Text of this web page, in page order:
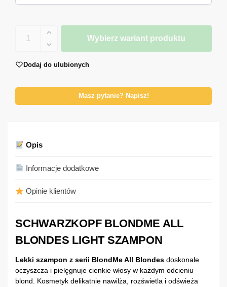
Wybierz wariant produktu
Dodaj do ulubionych
Masz pytanie? Napisz!
Opis
Informacje dodatkowe
Opinie klientów
SCHWARZKOPF BLONDME ALL
BLONDES LIGHT SZAMPON
Lekki szampon z serii BlondMe All Blondes doskonale
oczyszcza i pielęgnuje cienkie włosy w każdym odcieniu
blond. Kosmetyk delikatnie nawilża, rozświetla i odświeża